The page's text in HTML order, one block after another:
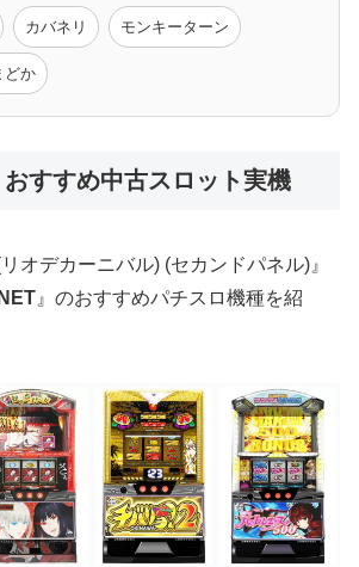
ペルソナ
カバネリ モンキーターン
どか
すすめ中古スロット実機
オデカーニバル) (セカンドパネル)』
NET 』のおすすめパチスロ機種を紹